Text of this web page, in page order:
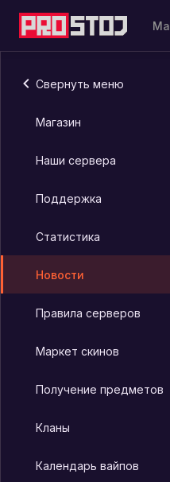
Свернуть меню
Магазин
Наши сервера
Поддержка
Статистика
Новости
Правила серверов
Маркет скинов
Получение предметов
Кланы
Календарь вайпов